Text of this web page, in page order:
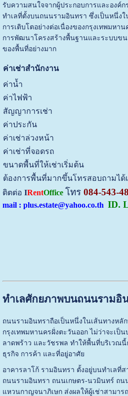
รับความสนใจจากผู้ประกอบการและองค์
ทำเลที่ตั้งบนถนนรามอินทรา ซึ่งเป็นหนึ่ง
การเติบโตอย่างต่อเนื่องของกรุงเทพมหา
การพัฒนาโครงสร้างพื้นฐานและระบบข
ของพื้นที่อย่างมาก
ค่าเช่าสำนักงาน
ค่าน้ำ
ค่าไฟฟ้า
สัญญาการเช่า
ค่าประกัน
ค่าเช่าล่วงหน้า
ค่าเช่าที่จอดรถ
ขนาดพื้นที่ให้เช่าเริ่มต้น
ต้องการพื้นที่มากขึ้นโทรสอบถามได้
ติตต่อ IRentOffice โทร084-543-
mail : plus.estate@yahoo.co.th ID.
ทำเลศักยภาพบนถนนรามอิ
ถนนรามอินทราถือเป็นหนึ่งในเส้นทางหลั
กรุงเทพมหานครฝั่งตะวันออก ไม่ว่าจะเป็
ลาดพร้าว และวัชรพล ทำให้พื้นที่บริเวณนี้
ธุรกิจ การค้า และที่อยู่อาศัย
อาคารลาโก้ รามอินทรา ตั้งอยู่บนทำเลที่
ถนนรามอินทรา ถนนเกษตร-นวมินทร์ ถ
แหวนกาญจนาภิเษก ส่งผลให้ผู้เช่าสามาร